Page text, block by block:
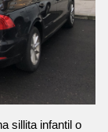
sillita infantil o